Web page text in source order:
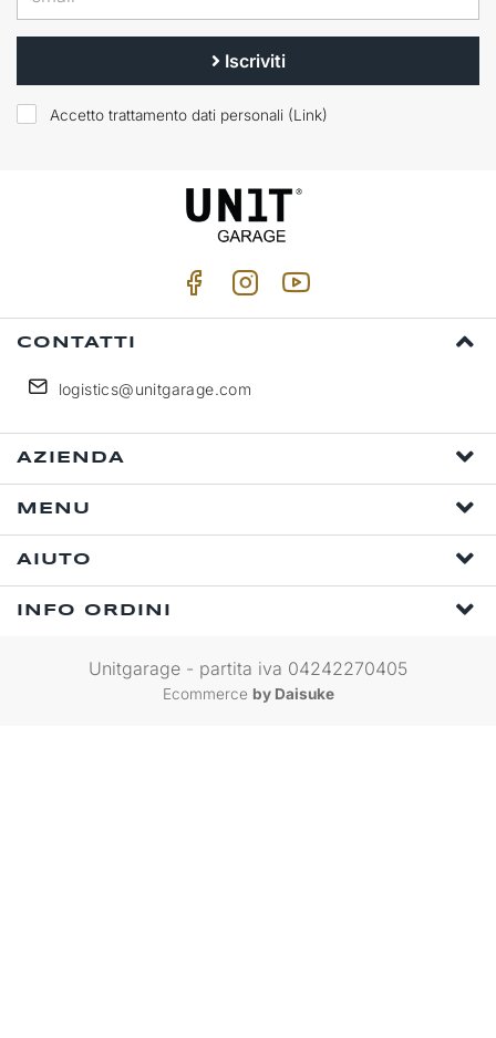
Iscriviti
Accetto trattamento dati personali (Link)
CONTATTI
logistics@unitgarage.com
AZIENDA
MENU
AIUTO
INFO ORDINI
Unitgarage - partita iva 04242270405
Ecommerce by Daisuke